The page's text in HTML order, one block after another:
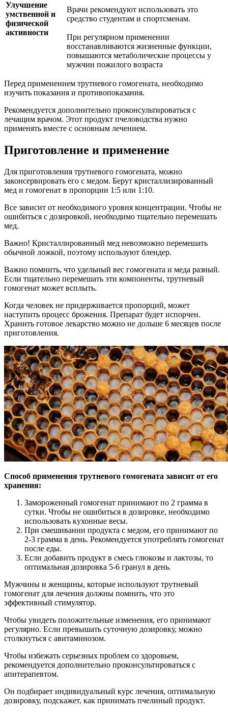
Улучшение
умственной и
физической
активности
Врачи рекомендуют использовать это
средство студентам и спортсменам.
При регулярном применении
восстанавливаются жизненные функции,
повышаются метаболические процессы у
мужчин пожилого возраста
Перед применением трутневого гомогената, необходимо
изучить показания и противопоказания.
Рекомендуется дополнительно проконсультироваться с
лечащим врачом. Этот продукт пчеловодства нужно
применять вместе с основным лечением.
Приготовление и применение
Для приготовления трутневого гомогената, можно
законсервировать его с медом. Берут кристаллизированный
мед и гомогенат в пропорции 1:5 или 1:10.
Все зависит от необходимого уровня концентрации. Чтобы не
ошибиться с дозировкой, необходимо тщательно перемешать
мед.
Важно! Кристаллированный мед невозможно перемешать
обычной ложкой, поэтому используют блендер.
Важно помнить, что удельный вес гомогената и меда разный.
Если тщательно перемешать эти компоненты, трутневый
гомогенат может всплыть.
Когда человек не придерживается пропорций, может
наступить процесс брожения. Препарат будет испорчен.
Хранить готовое лекарство можно не дольше 6 месяцев после
приготовления.
Способ применения трутневого гомогената зависит от его
хранения:
Замороженный гомогенат принимают по 2 грамма в
сутки. Чтобы не ошибиться в дозировке, необходимо
использовать кухонные весы.
При смешивании продукта с медом, его принимают по
2-3 грамма в день. Рекомендуется употреблять гомогенат
после еды.
Если добавить продукт в смесь глюкозы и лактозы, то
оптимальная дозировка 5-6 гранул в день.
Мужчины и женщины, которые используют трутневый
гомогенат для лечения должны помнить, что это
эффективный стимулятор.
Чтобы увидеть положительные изменения, его принимают
регулярно. Если превышать суточную дозировку, можно
столкнуться с авитаминозом.
Чтобы избежать серьезных проблем со здоровьем,
рекомендуется дополнительно проконсультироваться с
апитерапевтом.
Он подбирает индивидуальный курс лечения, оптимальную
дозировку, подскажет, как принимать пчелиный продукт.